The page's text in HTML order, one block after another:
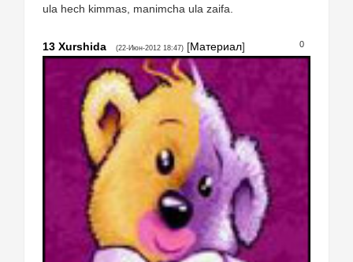
ula hech kimmas, manimcha ula zaifa.
0
13 Xurshida (22-Июн-2012 18:47) [Материал]